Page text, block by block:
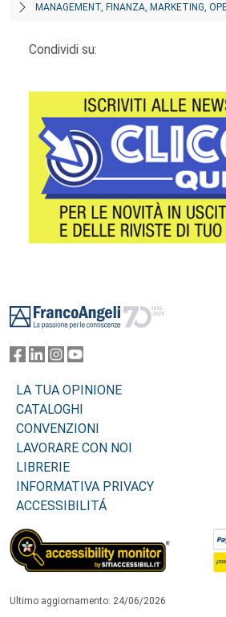
MANAGEMENT, FINANZA, MARKETING,
Condividi su:
LA TUA OPINIONE
CATALOGHI
CONVENZIONI
LAVORARE CON NOI
LIBRERIE
INFORMATIVA PRIVACY
ACCESSIBILITÁ
Ultimo aggiornamento: 24/06/2026